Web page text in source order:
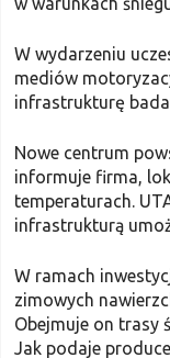
W wydarzeniu
mediów
infrastrukturę
Nowe centrum
informuje firma,
temperaturach.
infrastrukturą
W ramach
zimowych
Obejmuje on trasy
Jak podaje